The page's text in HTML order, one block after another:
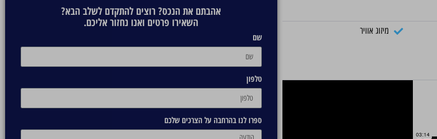
מיזוג אוויר
אהבתם את הנכס? רוצים להתקדם לשלב הבא?
השאירו פרטים ואנו נחזור אליכם.
שם
טלפון
ספרו לנו בהרחבה על הצרכים שלכם